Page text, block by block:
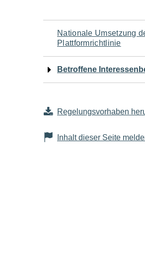
Navigation
für
den
Seiteninhalt
Nationale Umsetzung
Plattformrichtlinie
Betroffene
Regelungsvorhaben
Inhalt dieser Seite